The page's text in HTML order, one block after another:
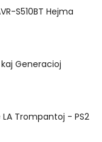
S510BT Hejma
Generacioj
Trompantoj - PS2